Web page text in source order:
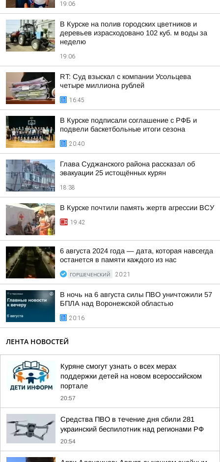
19:06
В Курске на полив городских цветников и
деревьев израсходовано 102 куб. м воды за
неделю
19:06
RT: Суд взыскал с компании Усольцева
четыре миллиона рублей
16:45
В Курске подписали соглашение с РФБ и
подвели баскетбольные итоги сезона
20:40
Глава Суджанского района рассказал об
эвакуации 25 истощённых курян
18:38
В Курске почтили память жертв агрессии ВСУ
19:42
6 августа 2024 года — дата, которая навсегда
останется в памяти каждого из нас
ГОРШЕЧЕНСКИЙ 20:21
В ночь на 6 августа силы ПВО уничтожили 57
БПЛА над Воронежской областью
20:16
ЛЕНТА НОВОСТЕЙ
Куряне смогут узнать о всех мерах
поддержки детей на новом всероссийском
портале
20:57
Средства ПВО в течение дня сбили 281
украинский беспилотник над регионами РФ
20:54